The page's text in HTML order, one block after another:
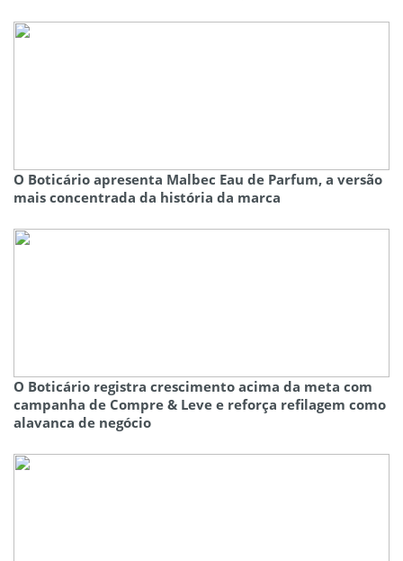
O Boticário apresenta Malbec Eau de Parfum, a versão
mais concentrada da história da marca
O Boticário registra crescimento acima da meta com
campanha de Compre & Leve e reforça refilagem como
alavanca de negócio